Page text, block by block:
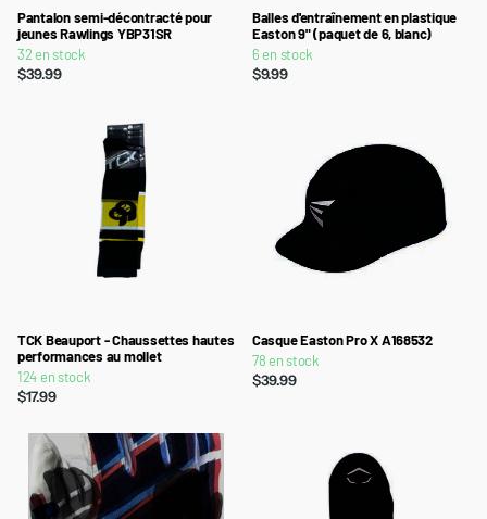
Pantalon semi-décontracté pour
jeunes Rawlings YBP31SR
32 en stock
$39.99
Balles d'entraînement en plastique
Easton 9" (paquet de 6, blanc)
6 en stock
$9.99
TCK Beauport - Chaussettes hautes
performances au mollet
124 en stock
$17.99
Casque Easton Pro X A168532
78 en stock
$39.99